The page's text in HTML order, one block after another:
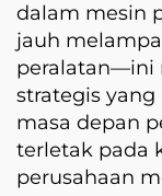
dalam mesin
jauh
peralatan—ini
strategis
masa depan
terletak pada
perusahaan